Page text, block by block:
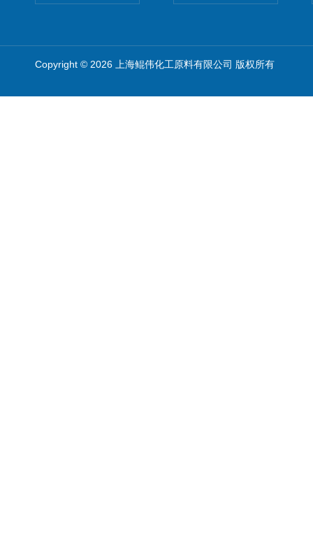
Copyright © 2026 上海鲲伟化工原料有限公司 版权所有